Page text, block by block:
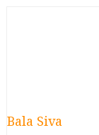
Bala Siva